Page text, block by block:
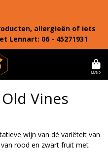
allergieën of iets
Lennart: 06 - 45271931
MAND
Vines
wijn van dé variëteit van
rood en zwart fruit met